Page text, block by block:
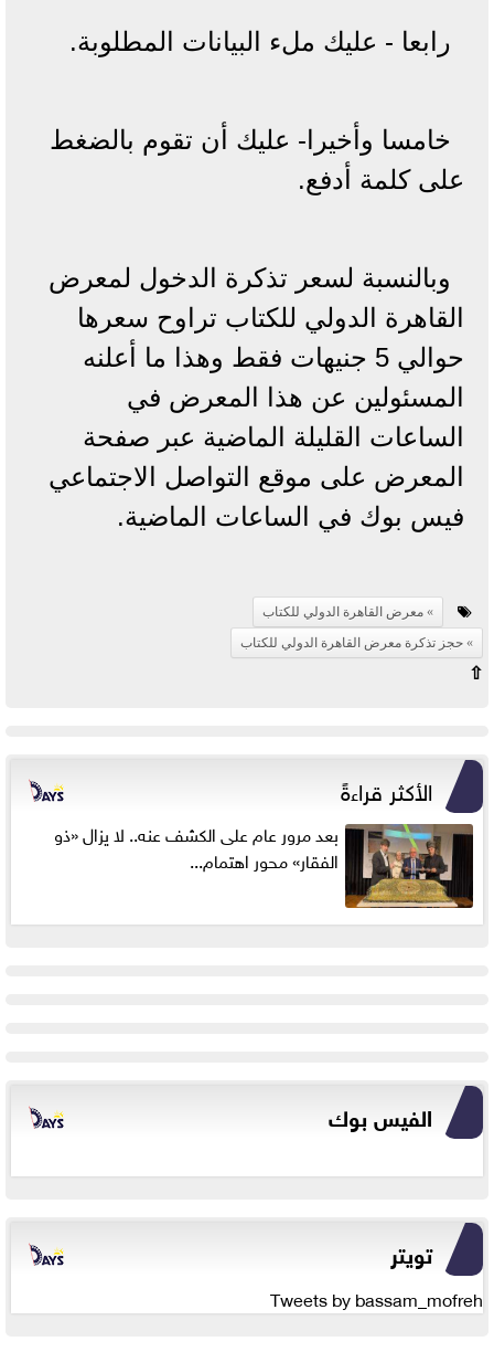
رابعا - عليك ملء البيانات المطلوبة.
خامسا وأخيرا- عليك أن تقوم بالضغط
على كلمة أدفع.
وبالنسبة لسعر تذكرة الدخول لمعرض
القاهرة الدولي للكتاب تراوح سعرها
حوالي 5 جنيهات فقط وهذا ما أعلنه
المسئولين عن هذا المعرض في
الساعات القليلة الماضية عبر صفحة
المعرض على موقع التواصل الاجتماعي
فيس بوك في الساعات الماضية.
معرض القاهرة الدولي للكتاب
حجز تذكرة معرض القاهرة الدولي للكتاب
⇧
الأكثر قراءةً
بعد مرور عام على الكشف عنه.. لا يزال «ذو
الفقار» محور اهتمام...
الفيس بوك
تويتر
Tweets by bassam_mofreh